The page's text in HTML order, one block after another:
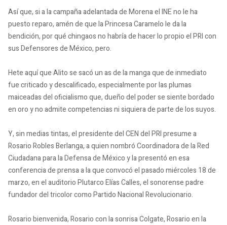
Así que, si a la campaña adelantada de Morena el INE no le ha
puesto reparo, amén de que la Princesa Caramelo le da la
bendición, por qué chingaos no habría de hacer lo propio el PRI con
sus Defensores de México, pero.
Hete aquí que Alito se sacó un as de la manga que de inmediato
fue criticado y descalificado, especialmente por las plumas
maiceadas del oficialismo que, dueño del poder se siente bordado
en oro y no admite competencias ni siquiera de parte de los suyos.
Y, sin medias tintas, el presidente del CEN del PRI presume a
Rosario Robles Berlanga, a quien nombró Coordinadora de la Red
Ciudadana para la Defensa de México y la presentó en esa
conferencia de prensa a la que convocó el pasado miércoles 18 de
marzo, en el auditorio Plutarco Elías Calles, el sonorense padre
fundador del tricolor como Partido Nacional Revolucionario.
Rosario bienvenida, Rosario con la sonrisa Colgate, Rosario en la